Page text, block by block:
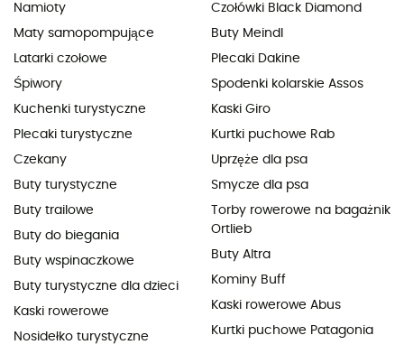
Namioty
Maty samopompujące
Latarki czołowe
Śpiwory
Kuchenki turystyczne
Plecaki turystyczne
Czekany
Buty turystyczne
Buty trailowe
Buty do biegania
Buty wspinaczkowe
Buty turystyczne dla dzieci
Kaski rowerowe
Nosidełko turystyczne
Czołówki Black Diamond
Buty Meindl
Plecaki Dakine
Spodenki kolarskie Assos
Kaski Giro
Kurtki puchowe Rab
Uprzęże dla psa
Smycze dla psa
Torby rowerowe na bagażnik
Ortlieb
Buty Altra
Kominy Buff
Kaski rowerowe Abus
Kurtki puchowe Patagonia